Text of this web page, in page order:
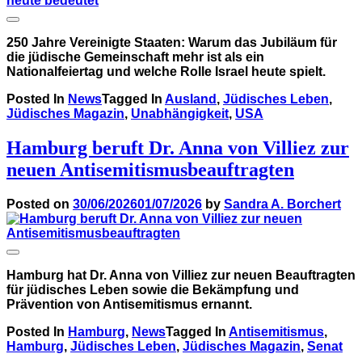
250 Jahre Vereinigte Staaten: Warum das Jubiläum für
die jüdische Gemeinschaft mehr ist als ein
Nationalfeiertag und welche Rolle Israel heute spielt.
Posted In NewsTagged In Ausland , Jüdisches Leben,
Jüdisches Magazin, Unabhängigkeit, USA
Hamburg beruft Dr. Anna von Villiez zur
neuen Antisemitismusbeauftragten
Posted on 30/06/202601/07/2026 by Sandra A. Borchert
Hamburg hat Dr. Anna von Villiez zur neuen Beauftragten
für jüdisches Leben sowie die Bekämpfung und
Prävention von Antisemitismus ernannt.
Posted In Hamburg, NewsTagged In Antisemitismus,
Hamburg, Jüdisches Leben, Jüdisches Magazin, Senat